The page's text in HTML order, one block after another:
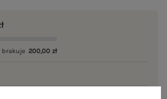
brakuje 200,00 zł